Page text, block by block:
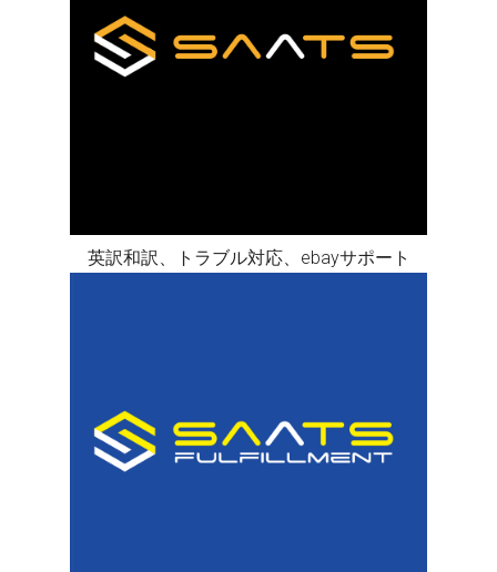
英訳和訳、トラブル対応、ebayサポート